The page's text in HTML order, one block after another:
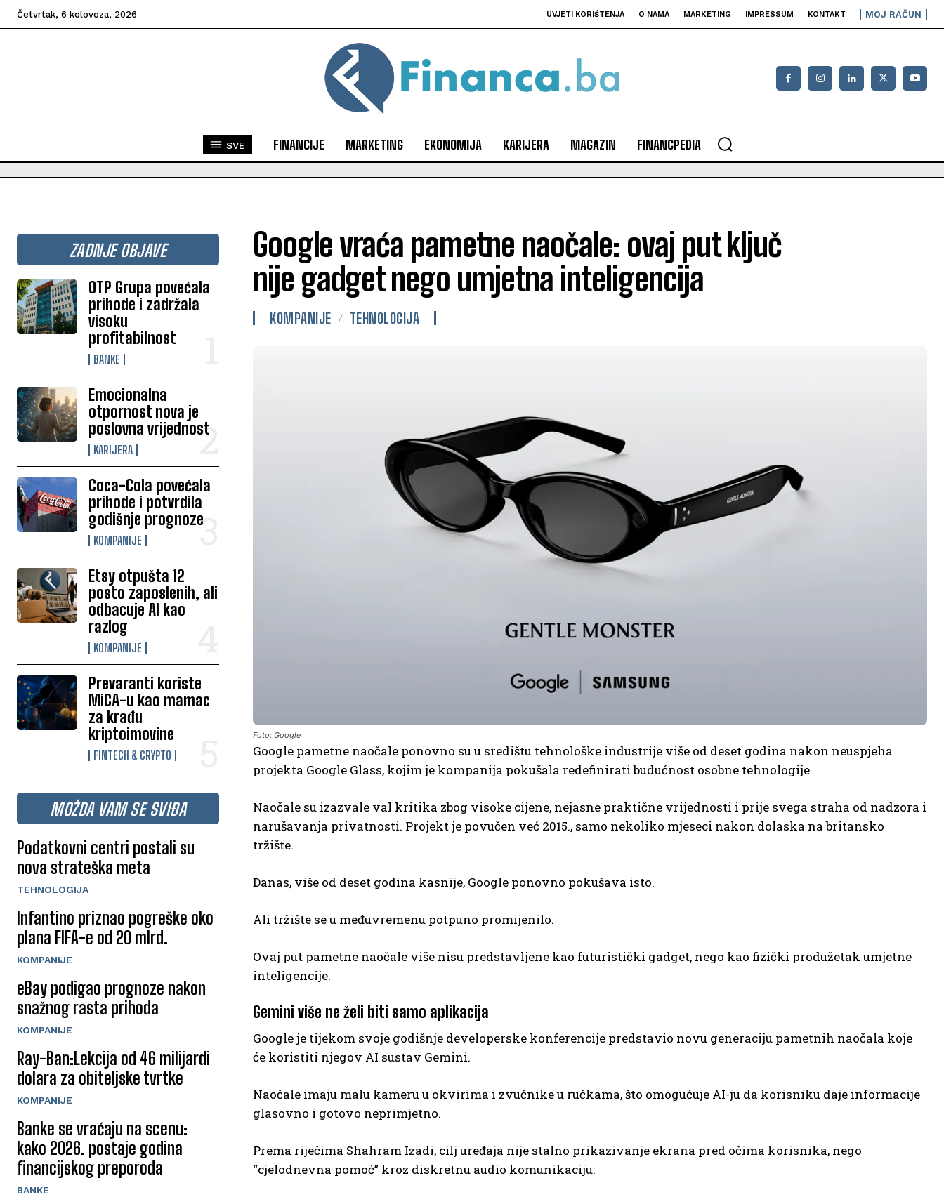
Četvrtak, 6 kolovoza, 2026 UVJETI KORIŠTENJA O NAMA MARKETING IMPRESSUM KONTAKT MOJ RAČUN
SVE FINANCIJE MARKETING EKONOMIJA KARIJERA MAGAZIN FINANCPEDIA
ZADNJE OBJAVE
OTP Grupa povećala
prihode i zadržala
visoku
profitabilnost
BANKE
Emocionalna
otpornost nova je
poslovna vrijednost
KARIJERA
Coca-Cola povećala
prihode i potvrdila
godišnje prognoze
KOMPANIJE
Etsy otpušta 12
posto zaposlenih, ali
odbacuje AI kao
razlog
KOMPANIJE
Prevaranti koriste
MiCA-u kao mamac
za krađu
kriptoimovine
FINTECH & CRYPTO
MOŽDA VAM SE SVIĐA
Podatkovni centri postali su
nova strateška meta
TEHNOLOGIJA
Infantino priznao pogreške oko
plana FIFA-e od 20 mlrd.
KOMPANIJE
eBay podigao prognoze nakon
snažnog rasta prihoda
KOMPANIJE
Ray-Ban:Lekcija od 46 milijardi
dolara za obiteljske tvrtke
KOMPANIJE
Banke se vraćaju na scenu:
kako 2026. postaje godina
financijskog preporoda
BANKE
Google vraća pametne naočale: ovaj put ključ
nije gadget nego umjetna inteligencija
KOMPANIJE TEHNOLOGIJA
Foto: Google
Google pametne naočale ponovno su u središtu tehnološke industrije više od deset godina nakon neuspjeha
projekta Google Glass, kojim je kompanija pokušala redefinirati budućnost osobne tehnologije.
Naočale su izazvale val kritika zbog visoke cijene, nejasne praktične vrijednosti i prije svega straha od nadzora i
narušavanja privatnosti. Projekt je povučen već 2015., samo nekoliko mjeseci nakon dolaska na britansko
tržište.
Danas, više od deset godina kasnije, Google ponovno pokušava isto.
Ali tržište se u međuvremenu potpuno promijenilo.
Ovaj put pametne naočale više nisu predstavljene kao futuristički gadget, nego kao fizički produžetak umjetne
inteligencije.
Gemini više ne želi biti samo aplikacija
Google je tijekom svoje godišnje developerske konferencije predstavio novu generaciju pametnih naočala koje
će koristiti njegov AI sustav Gemini.
Naočale imaju malu kameru u okvirima i zvučnike u ručkama, što omogućuje AI-ju da korisniku daje informacije
glasovno i gotovo neprimjetno.
Prema riječima Shahram Izadi, cilj uređaja nije stalno prikazivanje ekrana pred očima korisnika, nego
“cjelodnevna pomoć” kroz diskretnu audio komunikaciju.